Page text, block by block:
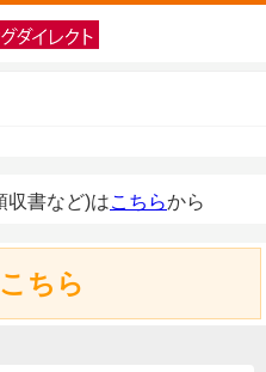
収書など)はこちらから
ちら